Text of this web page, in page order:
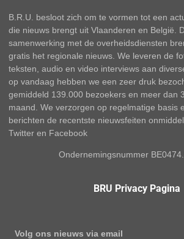
B.R.U. besloot zich om te vormen tot een
die nieuws brengt uit Vlaanderen en België.
samenwerking met de overheidsdiensten
gratis het regionale nieuws. We leveren de
teksten, audio en video interviews aan
op vandaag hebben we een zeer druk
gemiddeld 139.000 bezoekers en meer dan
maand. We verzorgen op regelmatige basis
berichten de recentste nieuwsfeiten
Twitter en Facebook
Ondernemingsnummer
BRU Privacy Pagina
Volg ons nieuws via email